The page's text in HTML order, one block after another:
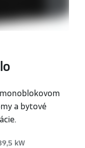
a bytové
kW